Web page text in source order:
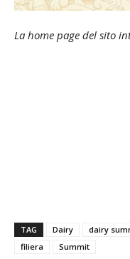
La home page del sito
TAG Dairy dairy
filiera
Summit